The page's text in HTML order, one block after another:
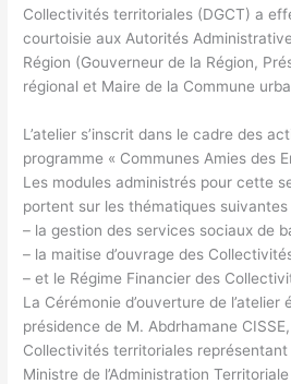
Collectivités territoriales (DGCT) a
courtoisie aux Autorités
Région (Gouverneur de la Région,
régional et Maire de la Commune
L’atelier s’inscrit dans le cadre des
programme « Communes Amies des
Les modules administrés pour cette
portent sur les thématiques suivantes
– la gestion des services sociaux de
– la maitise d’ouvrage des
– et le Régime Financier des
La Cérémonie d’ouverture de l’atelier
présidence de M. Abdrhamane
Collectivités territoriales représentant
Ministre de l’Administration